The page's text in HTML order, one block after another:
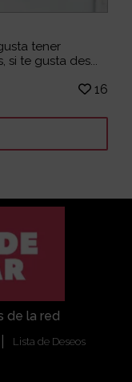
tener
si te gusta des...
16
de la red
Lista de Deseos